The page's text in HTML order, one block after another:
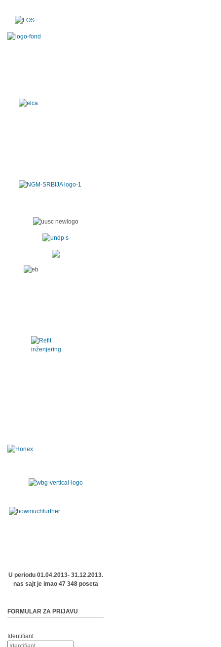
U periodu 01.04.2013- 31.12.2013.
nas sajt je imao 47 348 poseta
FORMULAR ZA PRIJAVU
Identifiant